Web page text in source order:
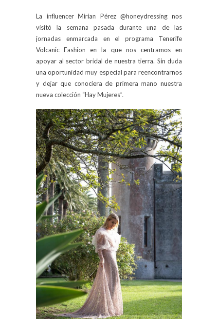
La influencer Mirian Pérez @honeydressing nos
visitó la semana pasada durante una de las
jornadas enmarcada en el programa Tenerife
Volcanic Fashion en la que nos centramos en
apoyar al sector bridal de nuestra tierra. Sin duda
una oportunidad muy especial para reencontrarnos
y dejar que conociera de primera mano nuestra
nueva colección “Hay Mujeres”.